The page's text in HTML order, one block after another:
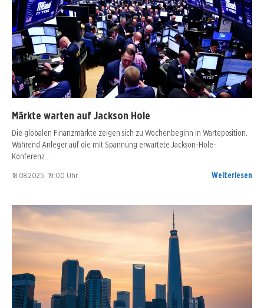
Märkte warten auf Jackson Hole
Die globalen Finanzmärkte zeigen sich zu Wochenbeginn in Warteposition.
Während Anleger auf die mit Spannung erwartete Jackson-Hole-
Konferenz…
18.08.2025, 19:00 Uhr Weiterlesen